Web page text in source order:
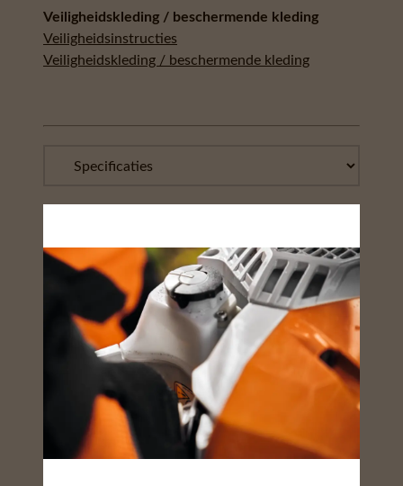
Veiligheidskleding / beschermende kleding
Veiligheidsinstructies
Veiligheidskleding / beschermende kleding